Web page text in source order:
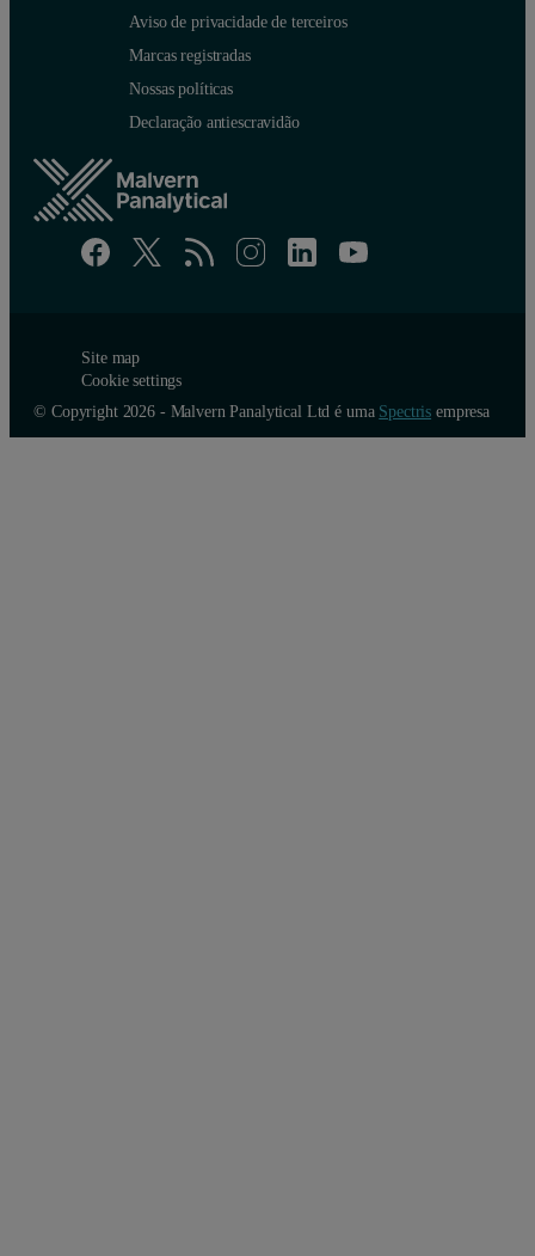
Aviso de privacidade de terceiros
Marcas registradas
Nossas políticas
Declaração antiescravidão
Site map
Cookie settings
© Copyright 2026 - Malvern Panalytical Ltd é uma Spectris empresa